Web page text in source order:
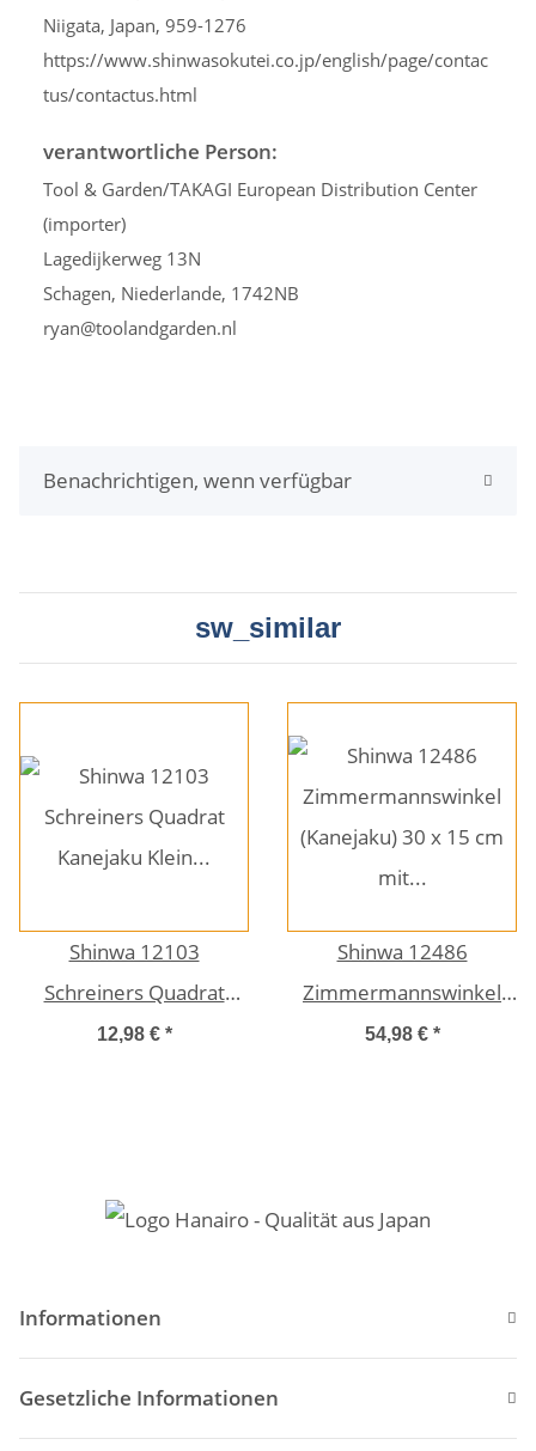
Niigata, Japan, 959-1276
https://www.shinwasokutei.co.jp/english/page/contac
tus/contactus.html
verantwortliche Person:
Tool & Garden/TAKAGI European Distribution Center
(importer)
Lagedijkerweg 13N
Schagen, Niederlande, 1742NB
ryan@toolandgarden.nl
Benachrichtigen, wenn verfügbar
sw_similar
Shinwa 12103
Schreiners Quadrat
Kanejaku Klein
hinten
12,98 € *
Shinwa 12486
Zimmermannswinkel
(Kanejaku) 30 x 15 cm
54,98 € *
Informationen
Gesetzliche Informationen